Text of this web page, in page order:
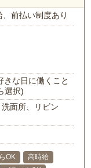
、前払い制度あり
な日に働くこと
選択)
面所、リビン
OK
高時給